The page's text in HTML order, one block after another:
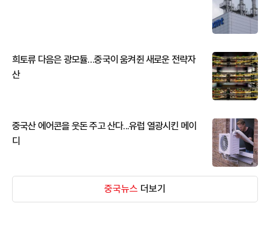
희토류 다음은 광모듈…중국이 움켜쥔 새로운 전략자
산
중국산 에어콘을 웃돈 주고 산다...유럽 열광시킨 메이
디
중국뉴스 더보기